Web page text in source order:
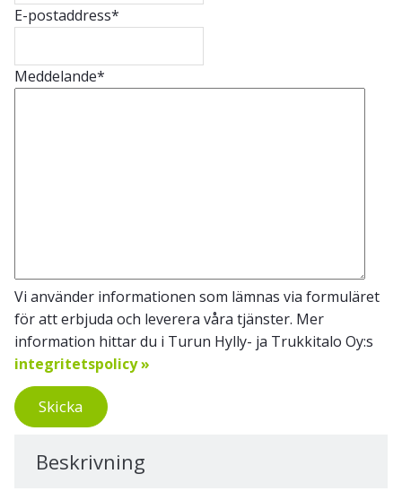
E-postaddress*
Meddelande*
Vi använder informationen som lämnas via formuläret
för att erbjuda och leverera våra tjänster. Mer
information hittar du i Turun Hylly- ja Trukkitalo Oy:s
integritetspolicy »
Skicka
Beskrivning